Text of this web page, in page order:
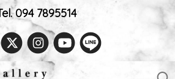
094 7895514